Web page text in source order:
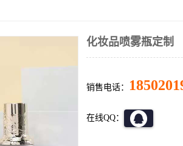
化妆品喷雾瓶定制
销售电话：
在线QQ：